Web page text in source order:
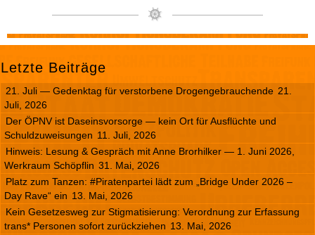
Letzte Beiträge
21. Juli — Gedenktag für verstorbene Drogengebrauchende 21.
Juli, 2026
Der ÖPNV ist Daseinsvorsorge — kein Ort für Ausflüchte und
Schuldzuweisungen 11. Juli, 2026
Hinweis: Lesung & Gespräch mit Anne Brorhilker — 1. Juni 2026,
Werkraum Schöpflin 31. Mai, 2026
Platz zum Tanzen: #Piratenpartei lädt zum „Bridge Under 2026 –
Day Rave“ ein 13. Mai, 2026
Kein Gesetzesweg zur Stigmatisierung: Verordnung zur Erfassung
trans* Personen sofort zurückziehen 13. Mai, 2026